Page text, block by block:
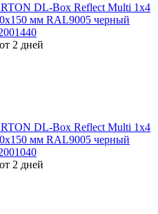
DL-Box Reflect Multi 1x4
мм RAL9005 черный
2 дней
DL-Box Reflect Multi 1x4
мм RAL9005 черный
2 дней